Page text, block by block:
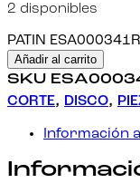
2 disponibles
PATIN
Añadir al carrito
SKU
CORTE, DISCO,
Información